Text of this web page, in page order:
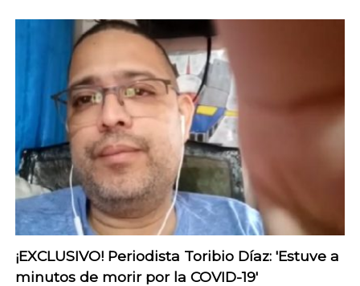
¡EXCLUSIVO! Periodista Toribio Díaz: 'Estuve a
minutos de morir por la COVID-19'